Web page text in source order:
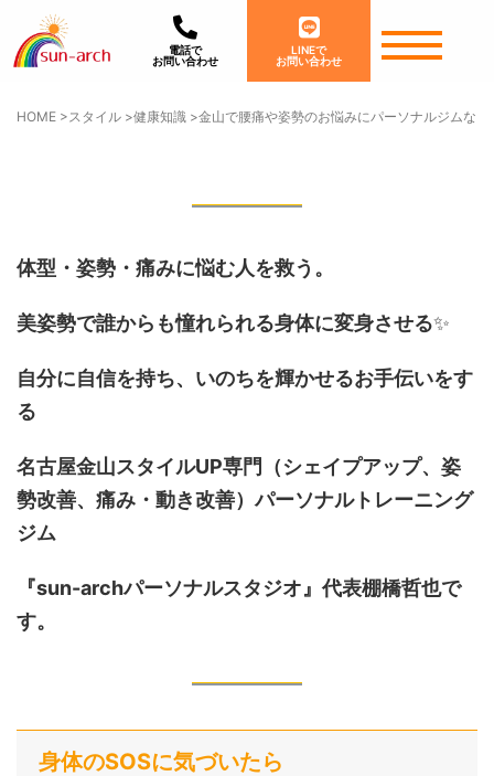
電話で
お問い合わせ
LINEで
お問い合わせ
HOME > スタイル >健康知識 >金山で腰痛や姿勢のお悩みにパーソナルジムな
体型・姿勢・痛みに悩む人を救う。
美姿勢で誰からも憧れられる身体に変身させる✨
自分に自信を持ち、いのちを輝かせるお手伝いをす
る
名古屋金山スタイルUP専門
（シェイプアップ、姿
勢改善、痛み・動き改善）パーソナルトレーニング
ジム
『sun-archパーソナルスタジオ』代表棚橋哲也で
す。
身体のSOSに気づいたら